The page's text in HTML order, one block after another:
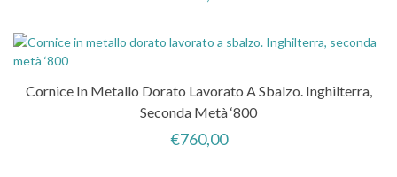
Cornice In Metallo Dorato Lavorato A Sbalzo. Inghilterra,
Seconda Metà ‘800
€760,00